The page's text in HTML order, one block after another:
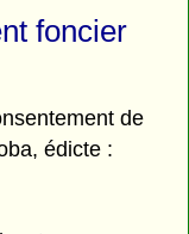
foncier
de
édicte :